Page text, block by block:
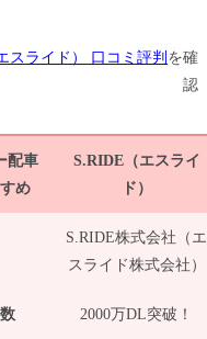
スライド） 口コミ評判 を確
認
配車
め
S.RIDE（エスライ
ド）
S.RIDE株式会社（エ
スライド株式会社）
2000万DL突破！